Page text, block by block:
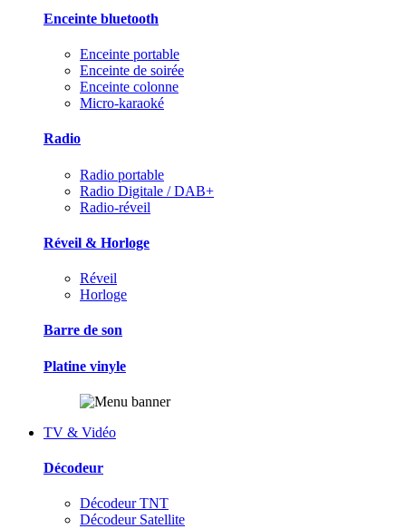
Enceinte bluetooth
Enceinte portable
Enceinte de soirée
Enceinte colonne
Micro-karaoké
Radio
Radio portable
Radio Digitale / DAB+
Radio-réveil
Réveil & Horloge
Réveil
Horloge
Barre de son
Platine vinyle
TV & Vidéo
Décodeur
Décodeur TNT
Décodeur Satellite